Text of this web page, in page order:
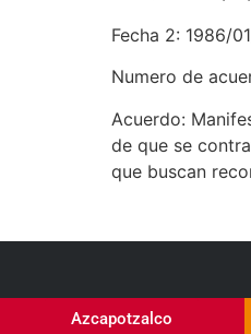
Fecha 2: 1986/
Numero de
Acuerdo:
de que se
que buscan
Azcapotzalco